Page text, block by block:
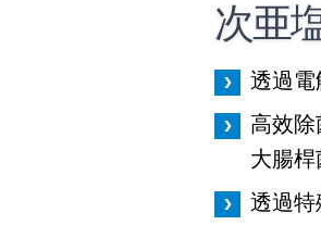
次亜
透過
高效
大腸
透過